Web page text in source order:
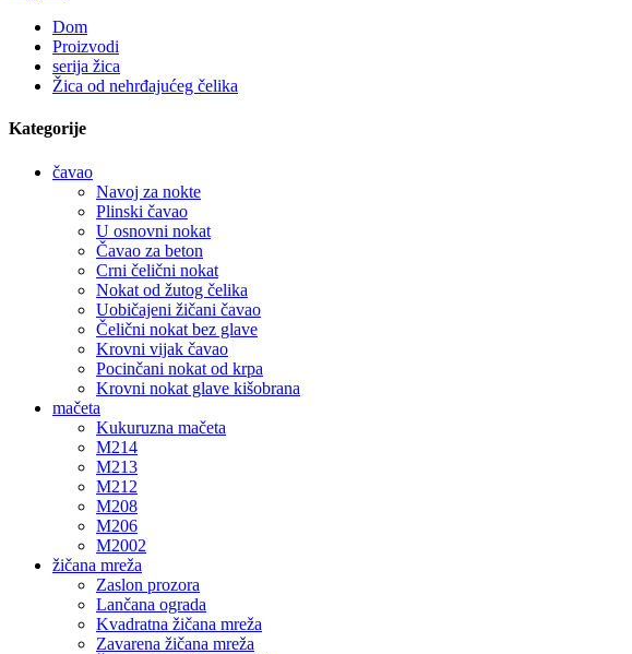
Dom
Proizvodi
serija žica
Žica od nehrđajućeg čelika
Kategorije
čavao
Navoj za nokte
Plinski čavao
U osnovni nokat
Čavao za beton
Crni čelični nokat
Nokat od žutog čelika
Uobičajeni žičani čavao
Čelični nokat bez glave
Krovni vijak čavao
Pocinčani nokat od krpa
Krovni nokat glave kišobrana
mačeta
Kukuruzna mačeta
M214
M213
M212
M208
M206
M2002
žičana mreža
Zaslon prozora
Lančana ograda
Kvadratna žičana mreža
Zavarena žičana mreža